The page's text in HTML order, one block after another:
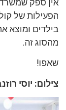
אין ספק שמשרד
הפעילות של
בילדים ומוצא
מהסוג זה.
שאפו!
צילום: יוסי